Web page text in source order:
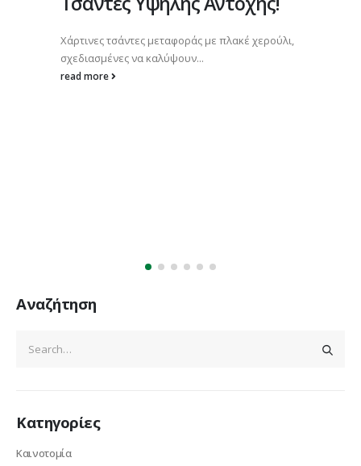
Χάρτινες τσάντες μεταφοράς με πλακέ χερούλι,
σχεδιασμένες να καλύψουν...
read more
Αναζήτηση
Κατηγορίες
Καινοτομία